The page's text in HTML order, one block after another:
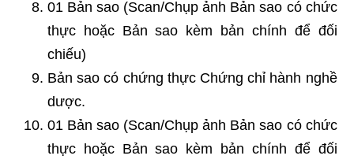
01 Bản sao (Scan/Chụp ảnh Bản sao có chức
thực hoặc Bản sao kèm bản chính để đối
chiếu)
Bản sao có chứng thực Chứng chỉ hành nghề
dược.
01 Bản sao (Scan/Chụp ảnh Bản sao có chức
thực hoặc Bản sao kèm bản chính để đối